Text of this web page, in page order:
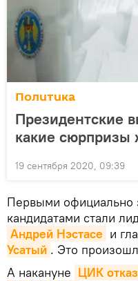
Политика
Президентские
какие сюрпризы
19 сентября 2020, 09:39
Первыми официально
кандидатами стали
Андрей Нэстасе и
Усатый . Это
А накануне ЦИК